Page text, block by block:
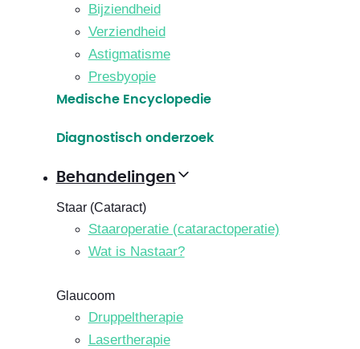
Bijziendheid
Verziendheid
Astigmatisme
Presbyopie
Medische Encyclopedie
Diagnostisch onderzoek
Behandelingen
Staar (Cataract)
Staaroperatie (cataractoperatie)
Wat is Nastaar?
Glaucoom
Druppeltherapie
Lasertherapie